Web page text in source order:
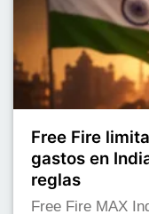
Free Fire
gastos en
reglas
Free Fire MAX